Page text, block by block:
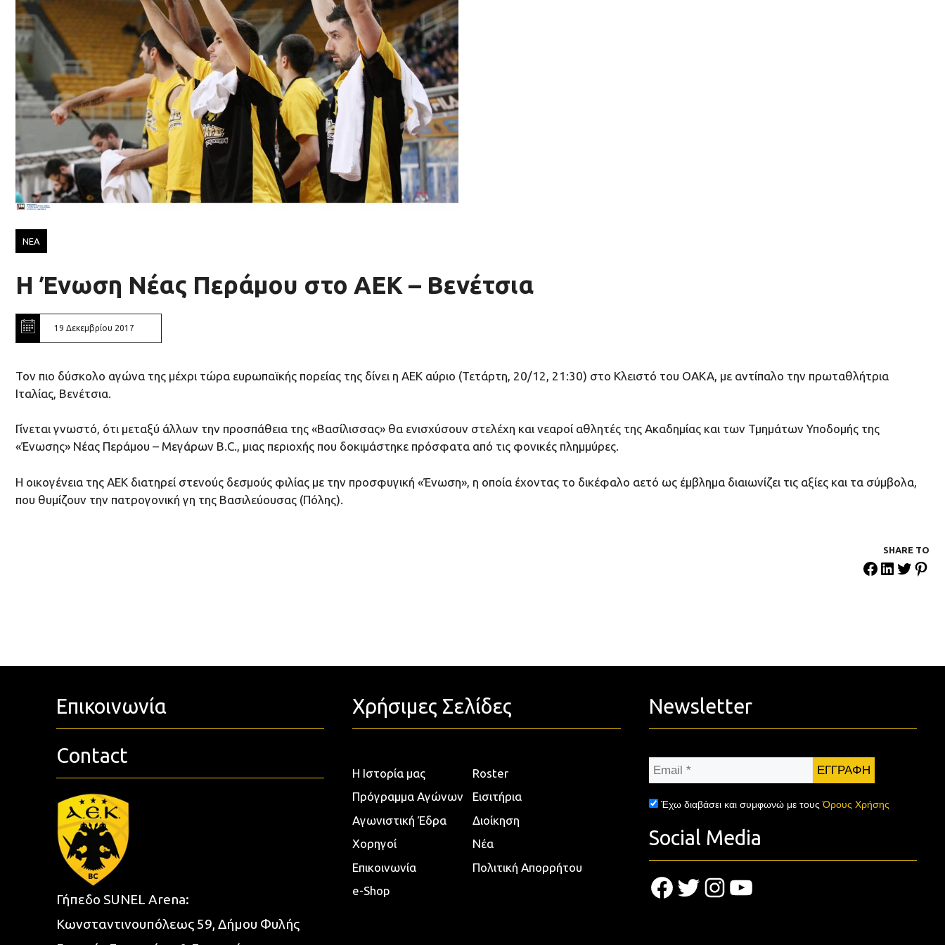
ΝΕΑ
Η Ένωση Νέας Περάμου στο ΑΕΚ – Βενέτσια
19 Δεκεμβρίου 2017
Τον πιο δύσκολο αγώνα της μέχρι τώρα ευρωπαϊκής πορείας της δίνει η ΑΕΚ αύριο (Τετάρτη, 20/12, 21:30) στο Κλειστό του ΟΑΚΑ, με αντίπαλο την πρωταθλήτρια
Ιταλίας, Βενέτσια.
Γίνεται γνωστό, ότι μεταξύ άλλων την προσπάθεια της «Βασίλισσας» θα ενισχύσουν στελέχη και νεαροί αθλητές της Ακαδημίας και των Τμημάτων Υποδομής της
«Ένωσης» Νέας Περάμου – Μεγάρων B.C., μιας περιοχής που δοκιμάστηκε πρόσφατα από τις φονικές πλημμύρες.
Η οικογένεια της ΑΕΚ διατηρεί στενούς δεσμούς φιλίας με την προσφυγική «Ένωση», η οποία έχοντας το δικέφαλο αετό ως έμβλημα διαιωνίζει τις αξίες και τα σύμβολα,
που θυμίζουν την πατρογονική γη της Βασιλεύουσας (Πόλης).
SHARE ΤΟ
Επικοινωνία
Contact
Γήπεδο SUNEL Arena:
Κωνσταντινουπόλεως 59, Δήμου Φυλής
Χρήσιμες Σελίδες
Η Ιστορία μας
Roster
Πρόγραμμα Αγώνων
Εισιτήρια
Αγωνιστική Έδρα
Διοίκηση
Χορηγοί
Νέα
Επικοινωνία
Πολιτική Απορρήτου
e-Shop
Newsletter
Email
Έχω διαβάσει και συμφωνώ με τουςΌρους Χρήσης
Social Media
Facebook
TwitterInstagram
YouTube